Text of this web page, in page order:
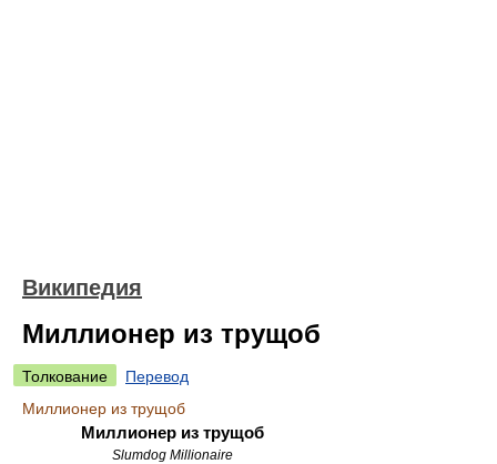
Википедия
Миллионер из трущоб
Толкование
Перевод
Миллионер из трущоб
Миллионер из трущоб
Slumdog Millionaire